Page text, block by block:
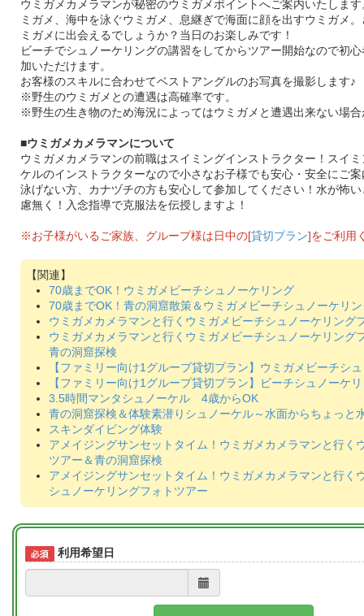
ウミガメカメラマンが秘密のウミガメポイントへご案内いたしま
ミガメ、海中を泳ぐウミガメ、息継ぎで海面に顔を出すウミガメ
ミガメに出会えるでしょうか？当日のお楽しみです！
ビーチでシュノーケリングの講習をしてからツアー開始なので初
加いただけます。
お客様のスキルに合わせてベストアングルのお写真を撮影します♪
※野生のウミガメとの遭遇は高確率です。
※野生の生き物のため海況によってはウミガメと遭遇出来ない場
■ウミガメカメラマンについて
ウミガメカメラマンの前職はスイミングインストラクター！スイ
ケルのインストラクターなので小さなお子様でも安心・安全にご
泳げない方、カナヅチの方も安心して参加してください！水が怖
慮無く！入念指導で克服法を伝授しますよ！
※お子様がいるご家族、グループ様は日中の[貸切プラン]をご利用
70歳までOK！ウミガメビーチシュノーケリング
70歳までOK！青の洞窟散策＆ウミガメビーチシュノーケリ
ウミガメカメラマンと行くウミガメビーチシュノーケリング
ウミガメカメラマンと行くウミガメビーチシュノーケリング
青の洞窟探検
【ファミリー向け1グループ貸切プラン】ウミガメビーチシ
【ファミリー向け1グループ貸切プラン】ビーチシュノーケ
3.5時間マンタシュノーケル 4歳からOK
青の洞窟探検＆体験素潜りシュノーケル～水面からちょっと
スキンダイビング体験
アメイジングサンセットタイム！ウミガメカメラマンと行く
ツアー＆青の洞窟探検
アメイジングサンセットタイム！ウミガメカメラマンと行く
シュノーケリングフォトツアー
利用希望日